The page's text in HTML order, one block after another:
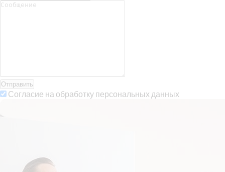
Отправить
Согласие на обработку персональных данных